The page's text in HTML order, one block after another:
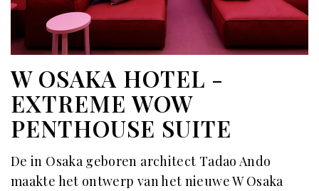
W OSAKA HOTEL -
EXTREME WOW
PENTHOUSE SUITE
De in Osaka geboren architect Tadao Ando
maakte het ontwerp van het nieuwe W Osaka